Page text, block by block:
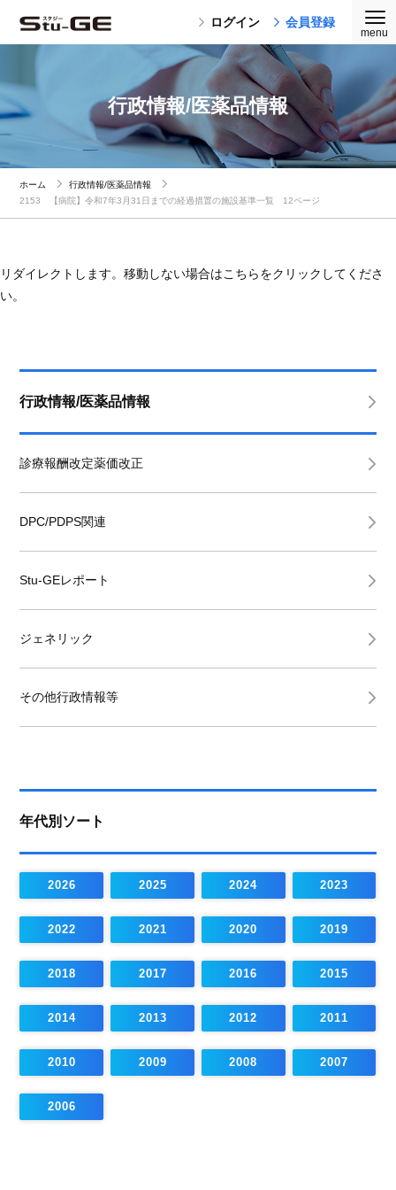
ログイン 会員登録
行政情報/医薬品情報
ホーム
行政情報/医薬品情報
2153 【病院】令和7年3月31日までの経過措置の施設基準一覧 12ページ
リダイレクトします。移動しない場合はこちらをクリックしてくださ
い。
行政情報/医薬品情報
診療報酬改定薬価改正
DPC/PDPS関連
Stu-GEレポート
ジェネリック
その他行政情報等
年代別ソート
2026 2025 2024 2023
2022 2021 2020 2019
2018 2017 2016 2015
2014 2013 2012 2011
2010 2009 2008 2007
2006